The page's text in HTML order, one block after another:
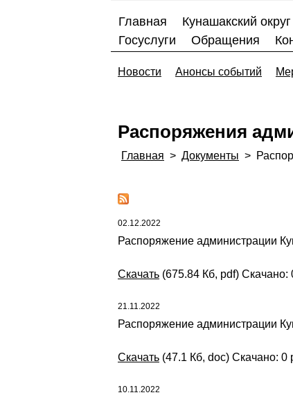
Главная Кунашакский округ
Госуслуги
Обращения
Новости Анонсы событий
Распоряжения
Главная > Документы >
02.12.2022
Распоряжение администрации
Скачать (675.84 Кб, pdf) Скачано:
21.11.2022
Распоряжение администрации
Скачать (47.1 Кб, doc) Скачано: 0
10.11.2022